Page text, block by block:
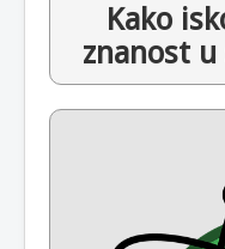
Kako
znanost